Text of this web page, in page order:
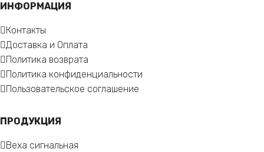
ИНФОРМАЦИЯ
Контакты
Доставка и Оплата
Политика возврата
Политика конфиденциальности
Пользовательское соглашение
ПРОДУКЦИЯ
Веха сигнальная